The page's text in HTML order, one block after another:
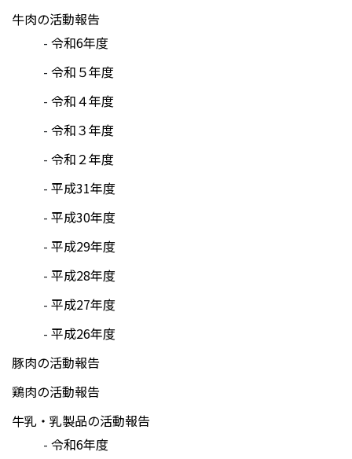
牛肉の活動報告
令和6年度
令和５年度
令和４年度
令和３年度
令和２年度
平成31年度
平成30年度
平成29年度
平成28年度
平成27年度
平成26年度
豚肉の活動報告
鶏肉の活動報告
牛乳・乳製品の活動報告
令和6年度